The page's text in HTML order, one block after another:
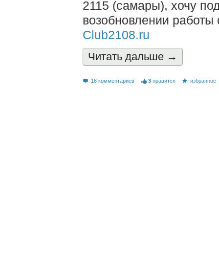
2115 (самары), хочу
возобновлении
Club2108.ru
Читать дальшe →
16 комментариев 3 нравится избранное